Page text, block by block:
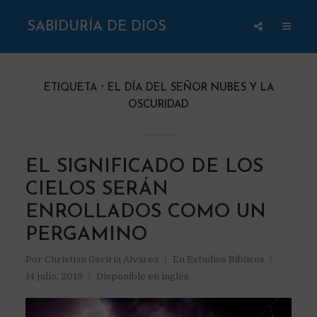
SABIDURÍA DE DIOS
ETIQUETA
EL DÍA DEL SEÑOR NUBES Y LA
OSCURIDAD
EL SIGNIFICADO DE LOS
CIELOS SERÁN
ENROLLADOS COMO UN
PERGAMINO
Por Christian Gaviria Alvarez En Estudios Bíblicos
14 julio, 2019
Disponible en inglés